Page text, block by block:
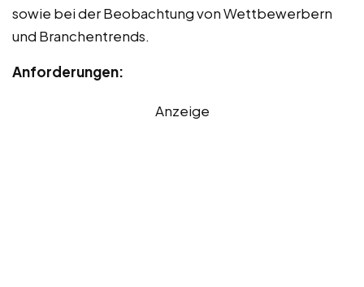
sowie bei der Beobachtung von Wettbewerbern
und Branchentrends.
Anforderungen:
Anzeige